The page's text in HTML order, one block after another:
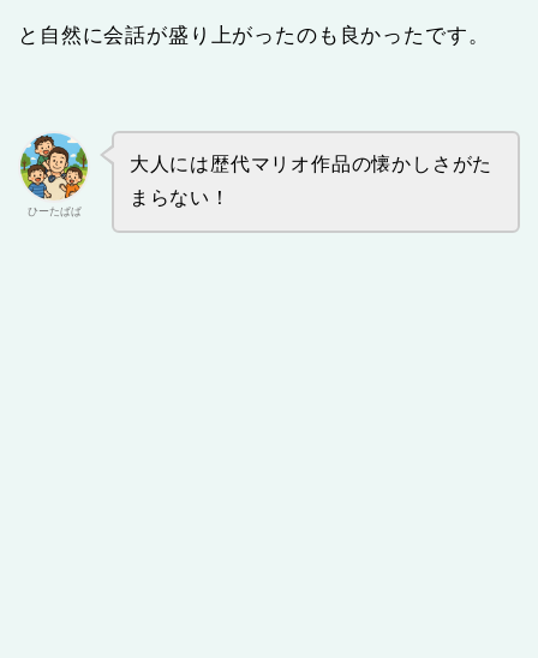
と自然に会話が盛り上がったのも良かったです。
ひーたぱぱ
大人には歴代マリオ作品の懐かしさがた
まらない！